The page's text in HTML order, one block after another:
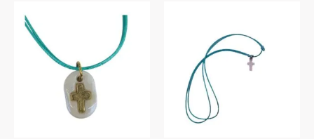
έχει
πολλαπλές
παραλλαγές.
Οι
προϊόν